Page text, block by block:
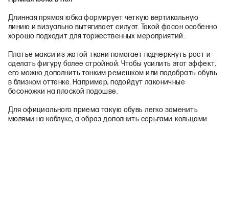
Длинная прямая юбка формирует четкую вертикальную
линию и визуально вытягивает силуэт. Такой фасон особенно
хорошо подходит для торжественных мероприятий.
Платье макси из жатой ткани помогает подчеркнуть рост и
сделать фигуру более стройной. Чтобы усилить этот эффект,
его можно дополнить тонким ремешком или подобрать обувь
в близком оттенке. Например, подойдут лаконичные
босоножки на плоской подошве.
Для официального приема такую обувь легко заменить
мюлями на каблуке, а образ дополнить серьгами-кольцами.